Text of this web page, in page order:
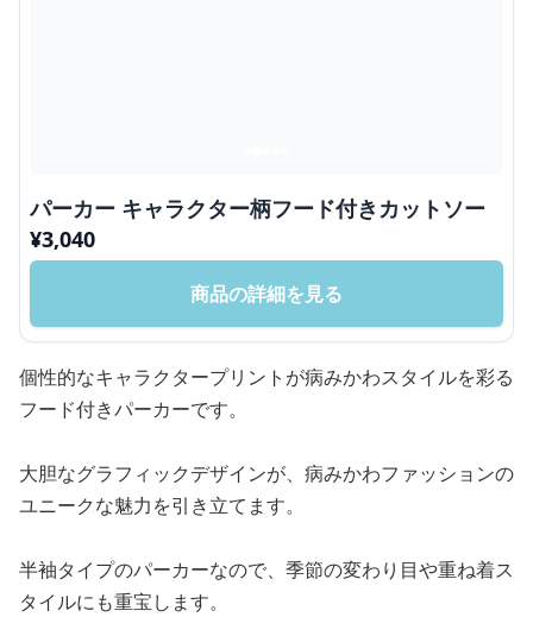
パーカー キャラクター柄フード付きカットソー
¥3,040
商品の詳細を見る
個性的なキャラクタープリントが病みかわスタイルを彩る
フード付きパーカーです。
大胆なグラフィックデザインが、病みかわファッションの
ユニークな魅力を引き立てます。
半袖タイプのパーカーなので、季節の変わり目や重ね着ス
タイルにも重宝します。